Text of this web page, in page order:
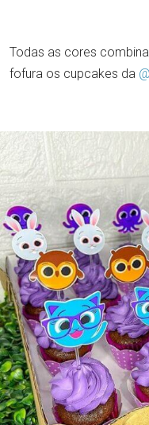
Todas as cores
fofura os cupcakes da